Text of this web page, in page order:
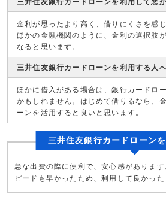
三井住友銀行カードローンを利用して悪
金利が思ったより高く、借りにくさを感
ほかの金融機関のように、金利の選択肢
なると思います。
三井住友銀行カードローンを利用する人
ほかに借入がある場合は、銀行カードロ
かもしれません。はじめて借りるなら、
ーンを活用すると良いと思います。
三井住友銀行カードローン
急な出費の際に便利で、安心感がありま
ピードも早かったため、利用して良かった